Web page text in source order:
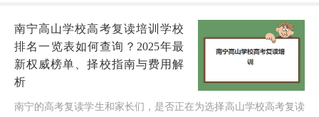
南宁高山学校高考复读培训学校
排名一览表如何查询？2025年最
新权威榜单、择校指南与费用解
析
南宁的高考复读学生和家长们，是否正在为选择高山学校高考复读